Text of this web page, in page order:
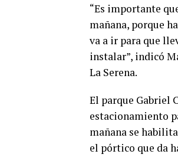
“Es importante
mañana, porque
va a ir para que
instalar”, indicó
La Serena.
El parque Gabriel
estacionamiento
mañana se
el pórtico que da